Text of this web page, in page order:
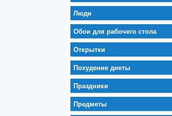
Люди
Обои для рабочего стола
Открытки
Похудение диеты
Праздники
Предметы